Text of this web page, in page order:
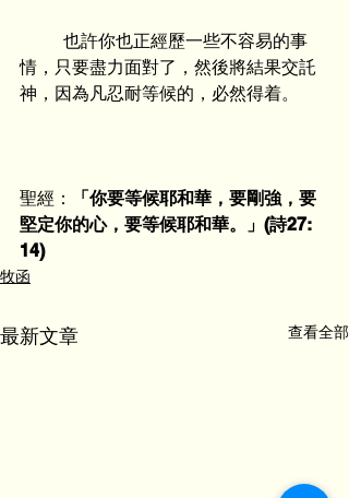
情，只要盡力面對了，然後將結果交託
神，因為凡忍耐等候的，必然得着。
聖經：
「你要等候耶和華，要剛強，要
堅定你的心，要等候耶和華。」(詩27:
14)
牧函
最新文章 查看全部